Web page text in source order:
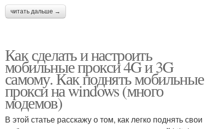
читать дальше →
Как сделать и настроить
мобильные прокси 4G и 3G
самому. Как поднять мобильные
прокси на windows (много
модемов)
В этой статье расскажу о том, как легко поднять свои